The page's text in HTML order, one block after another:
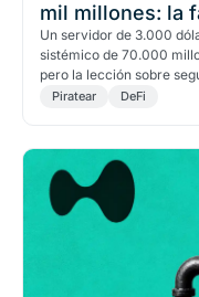
mil millones: la
Un servidor de 3.000
sistémico de 70.000
pero la lección sobre
Piratear DeFi